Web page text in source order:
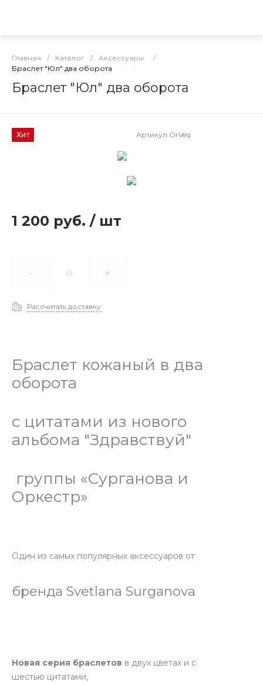
Главная / Каталог / Аксессуары
/
Браслет "Юл" два оборота
Браслет "Юл" два оборота
Хит Артикул OrVeq
1 200 руб. / шт
- +
Рассчитать доставку
Браслет кожаный в два
оборота
с цитатами из нового
альбома "Здравствуй"
группы «Сурганова и
Оркестр»
Один из самых популярных аксессуаров от
бренда Svetlana Surganova
Новая серия браслетов в двух цветах и с
шестью цитатами,